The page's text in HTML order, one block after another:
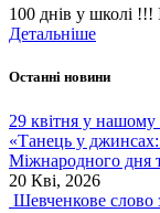
100 днів у школі !!!
Детальніше
Останні новини
29 квітня у нашому
«Танець у
Міжнародного дня
20 Кві, 2026
Шевченкове слово